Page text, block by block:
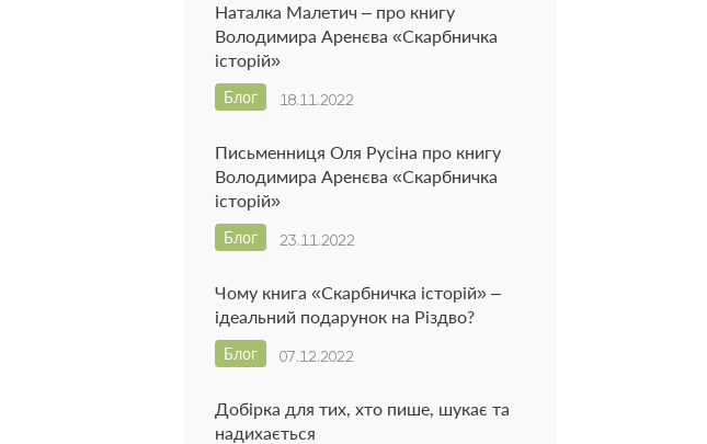
Наталка Малетич – про книгу
Володимира Аренєва «Скарбничка
історій»
18.11.2022
Блог
Письменниця Оля Русіна про книгу
Володимира Аренєва «Скарбничка
історій»
23.11.2022
Блог
Чому книга «Скарбничка історій» –
ідеальний подарунок на Різдво?
07.12.2022
Блог
Добірка для тих, хто пише, шукає та
надихається